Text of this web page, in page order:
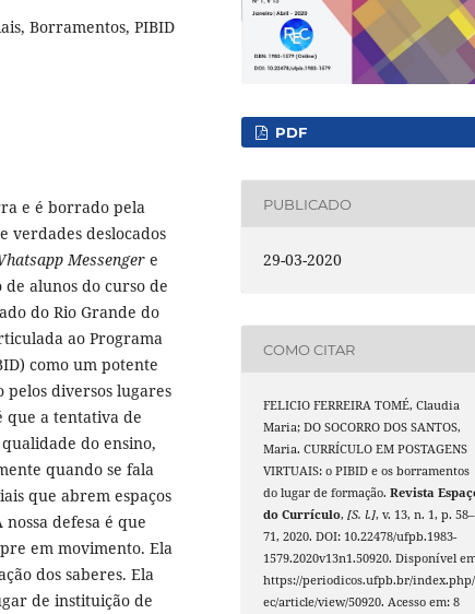
Borramentos, PIBID
e é borrado pela
verdades deslocados
Messenger e
de alunos do curso de
do Rio Grande do
ao Programa
como um potente
diversos lugares
que a tentativa de
do ensino,
quando se fala
que abrem espaços
defesa é que
em movimento. Ela
dos saberes. Ela
de instituição de
PDF
PUBLICADO
29-03-2020
COMO CITAR
FELICIO FERREIRA TOMÉ, Claudia
Maria; DO SOCORRO DOS SANTOS,
Maria. CURRÍCULO EM POSTAGENS
VIRTUAIS: o PIBID e os borramentos
do lugar de formação.Revista
do Currículo,[S. l.], v. 13, n. 1, p. 58–
71, 2020. DOI: 10.22478/ufpb.1983-
1579.2020v13n1.50920. Disponível
https://periodicos.ufpb.br/
ec/article/view/50920. Acesso em: 8